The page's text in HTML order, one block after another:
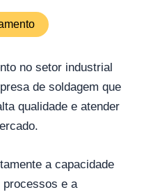
no setor industrial
de soldagem que
qualidade e atender
a capacidade
processos e a